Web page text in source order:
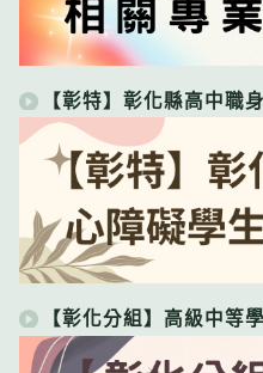
【彰特】彰化縣高中職
【彰化分組】高級中等